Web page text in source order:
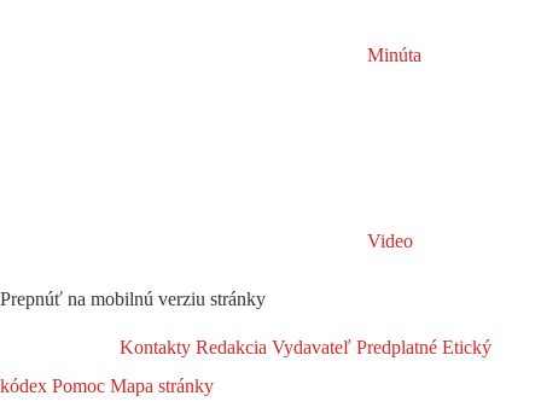
Minúta
Video
Prepnúť na mobilnú verziu stránky
Kontakty Redakcia Vydavateľ Predplatné Etický
kódex Pomoc Mapa stránky